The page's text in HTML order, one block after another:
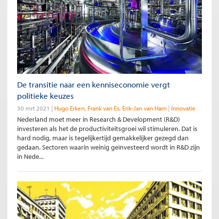
De transitie naar een kenniseconomie vergt
politieke keuzes
30 mrt 2021 Hugo Erken Frank van Es Erik-Jan van Harn Innovatie
Nederland moet meer in Research & Development (R&D)
investeren als het de productiviteitsgroei wil stimuleren. Dat is
hard nodig, maar is tegelijkertijd gemakkelijker gezegd dan
gedaan. Sectoren waarin weinig geïnvesteerd wordt in R&D zijn
in Nede...